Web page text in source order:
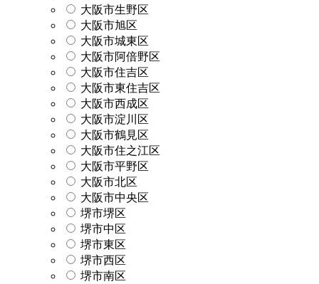
大阪市生野区
大阪市旭区
大阪市城東区
大阪市阿倍野区
大阪市住吉区
大阪市東住吉区
大阪市西成区
大阪市淀川区
大阪市鶴見区
大阪市住之江区
大阪市平野区
大阪市北区
大阪市中央区
堺市堺区
堺市中区
堺市東区
堺市西区
堺市南区